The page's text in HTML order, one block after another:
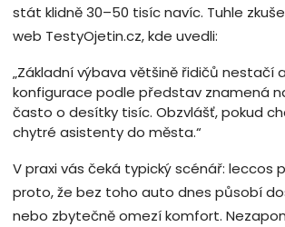
stát klidně 30–50 tisíc navíc. Tuhle
web TestyOjetin.cz, kde uvedli:
„Základní výbava většině řidičů nestačí
konfigurace podle představ znamená
často o desítky tisíc. Obzvlášť, pokud
chytré asistenty do města.“
V praxi vás čeká typický scénář: leccos
proto, že bez toho auto dnes působí
nebo zbytečně omezí komfort.